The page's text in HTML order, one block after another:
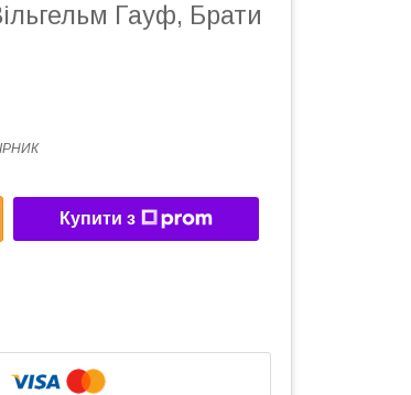
Гауф, Брати
Купити з